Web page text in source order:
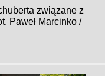
związane z
Paweł Marcinko /